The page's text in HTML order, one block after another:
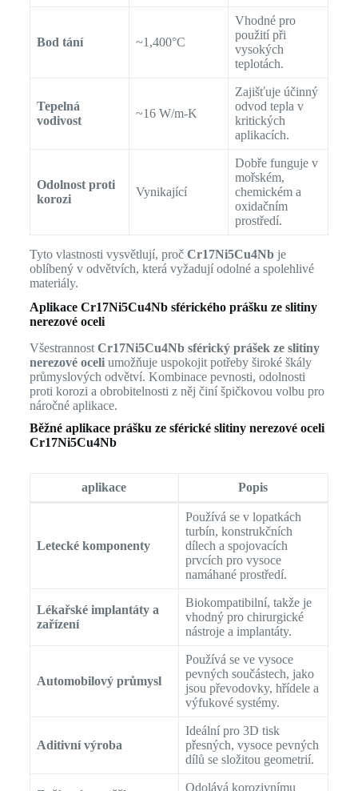
Bod tání ~1,400°C
Vhodné pro
použití při
vysokých
teplotách.
Tepelná
vodivost
~16 W/m-K
Zajišťuje účinný
odvod tepla v
kritických
aplikacích.
Odolnost proti
korozi
Vynikající
Dobře funguje v
mořském,
chemickém a
oxidačním
prostředí.
Tyto vlastnosti vysvětlují, proč Cr17Ni5Cu4Nbje
oblíbený v odvětvích, která vyžadují odolné a spolehlivé
materiály.
Aplikace Cr17Ni5Cu4Nb sférického prášku ze slitiny
nerezové oceli
Všestrannost Cr17Ni5Cu4Nb sférický prášek ze slitiny
nerezové oceliumožňuje uspokojit potřeby široké škály
průmyslových odvětví. Kombinace pevnosti, odolnosti
proti korozi a obrobitelnosti z něj činí špičkovou volbu pro
náročné aplikace.
Běžné aplikace prášku ze sférické slitiny nerezové oceli
Cr17Ni5Cu4Nb
aplikace Popis
Letecké komponenty
Používá se v lopatkách
turbín, konstrukčních
dílech a spojovacích
prvcích pro vysoce
namáhané prostředí.
Lékařské implantáty a
zařízení
Biokompatibilní, takže je
vhodný pro chirurgické
nástroje a implantáty.
Automobilový průmysl
Používá se ve vysoce
pevných součástech, jako
jsou převodovky, hřídele a
výfukové systémy.
Aditivní výroba
Ideální pro 3D tisk
přesných, vysoce pevných
dílů se složitou geometrií.
Odolává korozivnímu